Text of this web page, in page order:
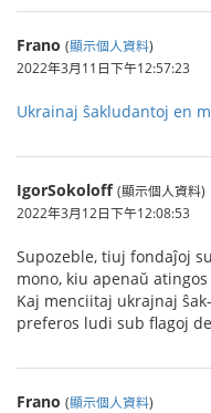
Frano (顯示個人資料)
2022年3月11日下午12:57:23
Ukrainaj ŝakludantoj en
IgorSokoloff (顯示個人資料)
2022年3月12日下午12:08:53
Supozeble, tiuj fondaĵoj
mono, kiu apenaŭ
Kaj menciitaj ukrajnaj
preferos ludi sub flagoj
Frano (顯示個人資料)